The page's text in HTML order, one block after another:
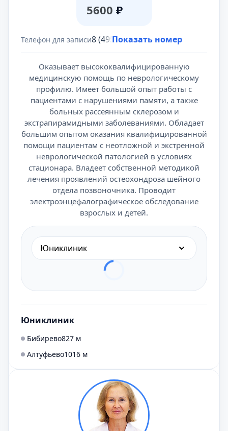
5600 ₽
Телефон для записи8 (495) 431-69-47
Показать номер
Оказывает высококвалифицированную
медицинскую помощь по неврологическому
профилю. Имеет большой опыт работы с
пациентами с нарушениями памяти, а также
больных рассеянным склерозом и
экстрапирамидными заболеваниями. Обладает
большим опытом оказания квалифицированной
помощи пациентам с неотложной и экстренной
неврологической патологией в условиях
стационара. Владеет собственной методикой
лечения проявлений остеохондроза шейного
отдела позвоночника. Проводит
электроэнцефалографическое обследование
взрослых и детей.
Юниклиник
Юниклиник
Бибирево827 м
Алтуфьево1016 м